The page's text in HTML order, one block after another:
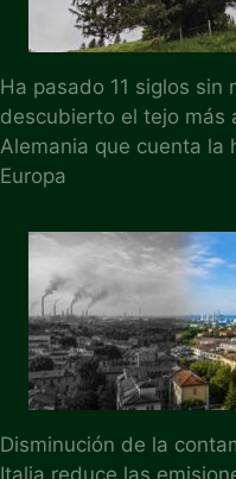
Ha pasado 11 siglos sin
descubierto el tejo más
Alemania que cuenta la
Europa
Disminución de la
Italia reduce las